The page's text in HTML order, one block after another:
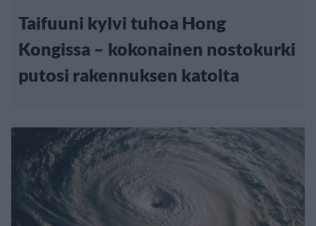
Taifuuni kylvi tuhoa Hong
Kongissa – kokonainen nostokurki
putosi rakennuksen katolta